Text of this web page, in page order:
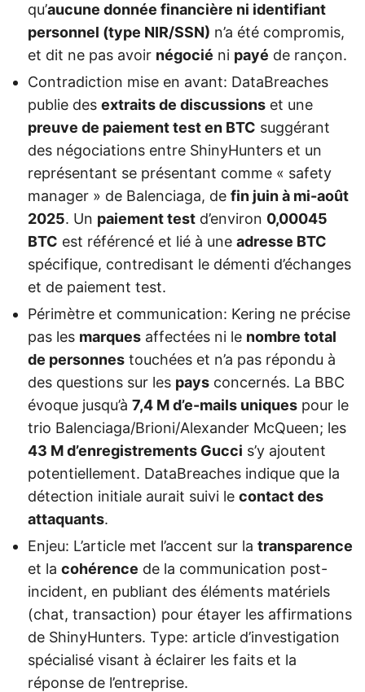
qu’aucune donnée financière ni identifiant
personnel (type NIR/SSN) n’a été compromis,
et dit ne pas avoir négocié ni payé de rançon.
Contradiction mise en avant: DataBreaches
publie des extraits de discussions et une
preuve de paiement test en BTC suggérant
des négociations entre ShinyHunters et un
représentant se présentant comme « safety
manager » de Balenciaga, de fin juin à mi-août
2025. Un paiement test d’environ 0,00045
BTC est référencé et lié à une adresse BTC
spécifique, contredisant le démenti d’échanges
et de paiement test.
Périmètre et communication: Kering ne précise
pas les marques affectées ni le nombre total
de personnes touchées et n’a pas répondu à
des questions sur les pays concernés. La BBC
évoque jusqu’à 7,4 M d’e-mails uniques pour le
trio Balenciaga/Brioni/Alexander McQueen; les
43 M d’enregistrements Gucci s’y ajoutent
potentiellement. DataBreaches indique que la
détection initiale aurait suivi le contact des
attaquants.
Enjeu: L’article met l’accent sur la transparence
et la cohérence de la communication post-
incident, en publiant des éléments matériels
(chat, transaction) pour étayer les affirmations
de ShinyHunters. Type: article d’investigation
spécialisé visant à éclairer les faits et la
réponse de l’entreprise.